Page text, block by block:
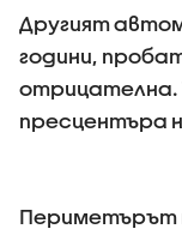
Другият
години,
отрицателна.
пресцентъра
Периметърът